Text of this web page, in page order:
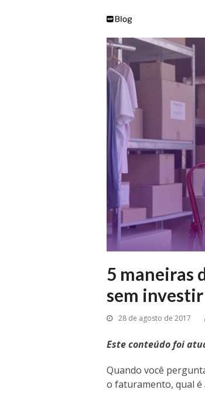
5 maneiras
sem
28 de agosto de 2017
Este conteúdo foi
Quando você
o faturamento, qual é